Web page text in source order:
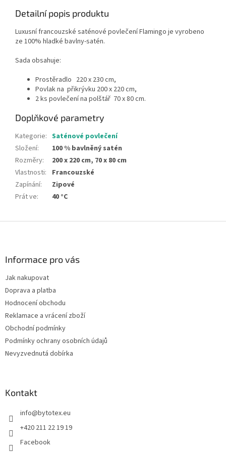
Detailní popis produktu
Luxusní francouzské saténové povlečení Flamingo je vyrobeno
ze 100% hladké bavlny-satén.
Sada obsahuje:
Prostěradlo 220 x 230 cm,
Povlak na přikrývku 200 x 220 cm,
2 ks povlečení na polštář 70 x 80 cm.
Doplňkové parametry
Kategorie: Saténové povlečení
Složení:
100 % bavlněný satén
Rozměry:
200 x 220 cm, 70 x 80 cm
Vlastnosti:
Francouzské
Zapínání:
Zipové
Prát ve: 40 °C
Informace pro vás
Jak nakupovat
Doprava a platba
Hodnocení obchodu
Reklamace a vrácení zboží
Obchodní podmínky
Podmínky ochrany osobních údajů
Nevyzvednutá dobírka
Kontakt
info@bytotex.eu
+420 211 22 19 19
Facebook